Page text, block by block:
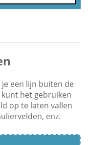
een lijn buiten de
het gebruiken
op te laten vallen
enz.